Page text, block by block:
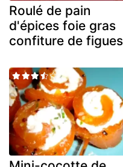
Roulé de pain
d'épices foie gras
confiture de figues